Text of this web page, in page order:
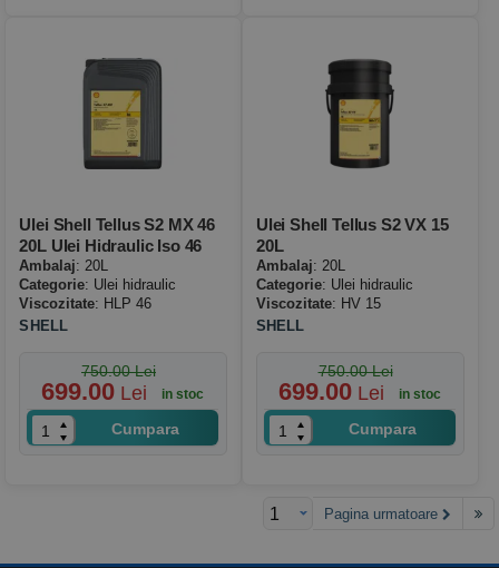
Ulei Shell Tellus S2 MX 46
20L Ulei Hidraulic Iso 46
Ambalaj: 20L
Categorie: Ulei hidraulic
Viscozitate: HLP 46
SHELL
750.00 Lei
699.00 Lei in stoc
Cumpara
Ulei Shell Tellus S2 VX 15
20L
Ambalaj: 20L
Categorie: Ulei hidraulic
Viscozitate: HV 15
SHELL
750.00 Lei
699.00 Lei in stoc
Cumpara
Pagina urmatoare